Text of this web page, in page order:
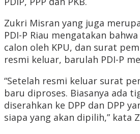
Zukri Misran yang juga
PDI-P Riau mengatakan
calon oleh KPU, dan surat
resmi keluar, barulah PDI-P
“Setelah resmi keluar surat
baru diproses. Biasanya ada
diserahkan ke DPP dan DPP
siapa yang akan dipilih,” kata